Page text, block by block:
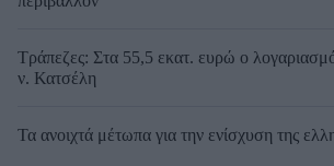
Τράπεζες: Στα 55,5 εκατ. ευρώ ο
ν. Κατσέλη
Τα ανοιχτά μέτωπα για την ενίσχυση της